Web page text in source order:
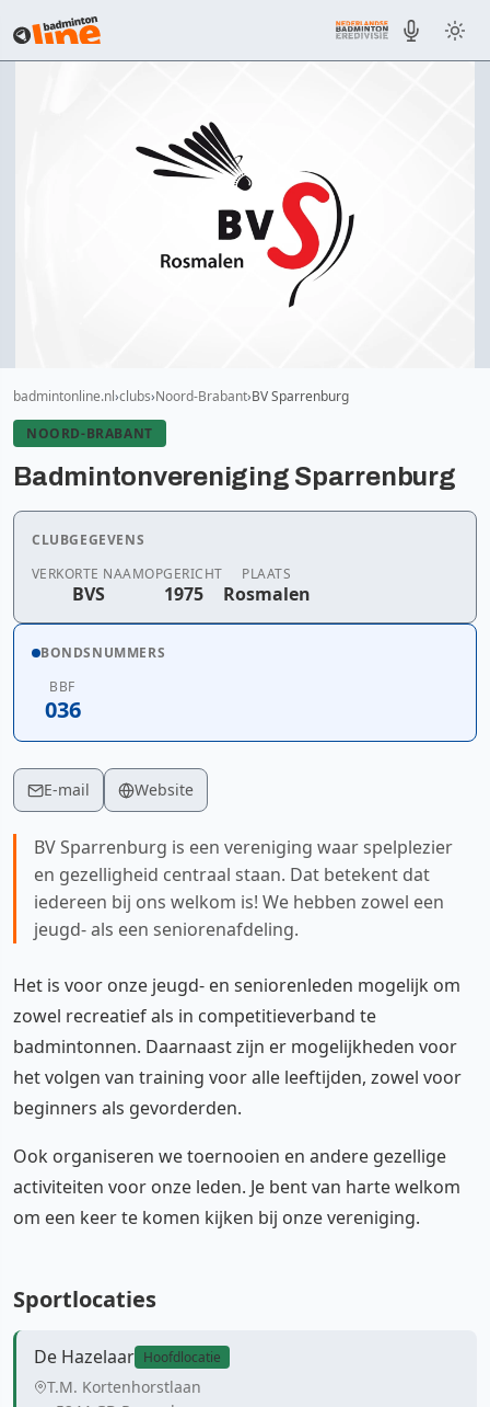
badmintonline.nl clubs Noord-Brabant BV Sparrenburg
NOORD-BRABANT
Badmintonvereniging Sparrenburg
CLUBGEGEVENS
VERKORTE NAAM
BVS
OPGERICHT
1975
PLAATS
Rosmalen
BONDSNUMMERS
BBF
036
E-mail Website
BV Sparrenburg is een vereniging waar spelplezier
en gezelligheid centraal staan. Dat betekent dat
iedereen bij ons welkom is! We hebben zowel een
jeugd- als een seniorenafdeling.
Het is voor onze jeugd- en seniorenleden mogelijk om
zowel recreatief als in competitieverband te
badmintonnen. Daarnaast zijn er mogelijkheden voor
het volgen van training voor alle leeftijden, zowel voor
beginners als gevorderden.
Ook organiseren we toernooien en andere gezellige
activiteiten voor onze leden. Je bent van harte welkom
om een keer te komen kijken bij onze vereniging.
Sportlocaties
De Hazelaar Hoofdlocatie
T.M. Kortenhorstlaan